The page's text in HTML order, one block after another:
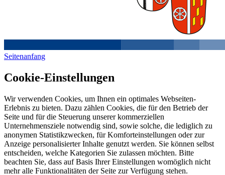
Seitenanfang
Cookie-Einstellungen
Wir verwenden Cookies, um Ihnen ein optimales Webseiten-
Erlebnis zu bieten. Dazu zählen Cookies, die für den Betrieb der
Seite und für die Steuerung unserer kommerziellen
Unternehmensziele notwendig sind, sowie solche, die lediglich zu
anonymen Statistikzwecken, für Komforteinstellungen oder zur
Anzeige personalisierter Inhalte genutzt werden. Sie können selbst
entscheiden, welche Kategorien Sie zulassen möchten. Bitte
beachten Sie, dass auf Basis Ihrer Einstellungen womöglich nicht
mehr alle Funktionalitäten der Seite zur Verfügung stehen.